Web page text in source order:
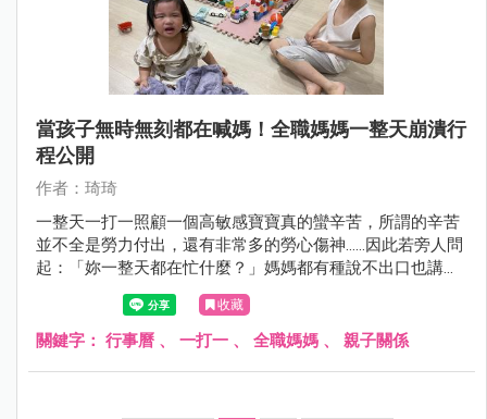
當孩子無時無刻都在喊媽！全職媽媽一整天崩潰行
程公開
作者：琦琦
一整天一打一照顧一個高敏感寶寶真的蠻辛苦，所謂的辛苦
並不全是勞力付出，還有非常多的勞心傷神……因此若旁人問
起：「妳一整天都在忙什麼？」媽媽都有種說不出口也講不
明白的無奈及無力感。
收藏
關鍵字： 行事曆 、 一打一 、 全職媽媽 、 親子關係